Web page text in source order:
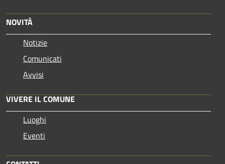
NOVITÀ
Notizie
Comunicati
Avvisi
VIVERE IL COMUNE
Luoghi
Eventi